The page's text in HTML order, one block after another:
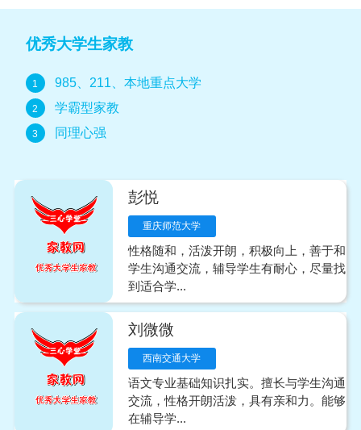
优秀大学生家教
1 985、211、本地重点大学
2 学霸型家教
3 同理心强
彭悦
重庆师范大学
性格随和，活泼开朗，积极向上，善于和
学生沟通交流，辅导学生有耐心，尽量找
到适合学...
刘微微
西南交通大学
语文专业基础知识扎实。擅长与学生沟通
交流，性格开朗活泼，具有亲和力。能够
在辅导学...